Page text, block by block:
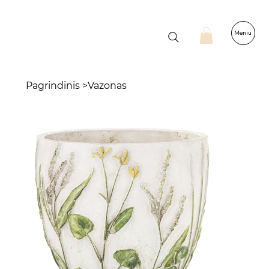
Meniu
Pagrindinis >Vazonas